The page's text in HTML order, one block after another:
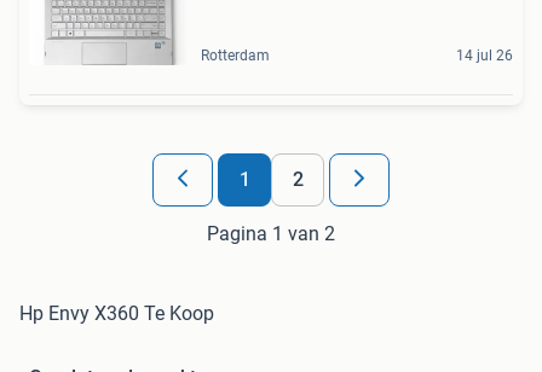
Rotterdam 14 jul 26
1 2
Pagina 1 van 2
Hp Envy X360 Te Koop